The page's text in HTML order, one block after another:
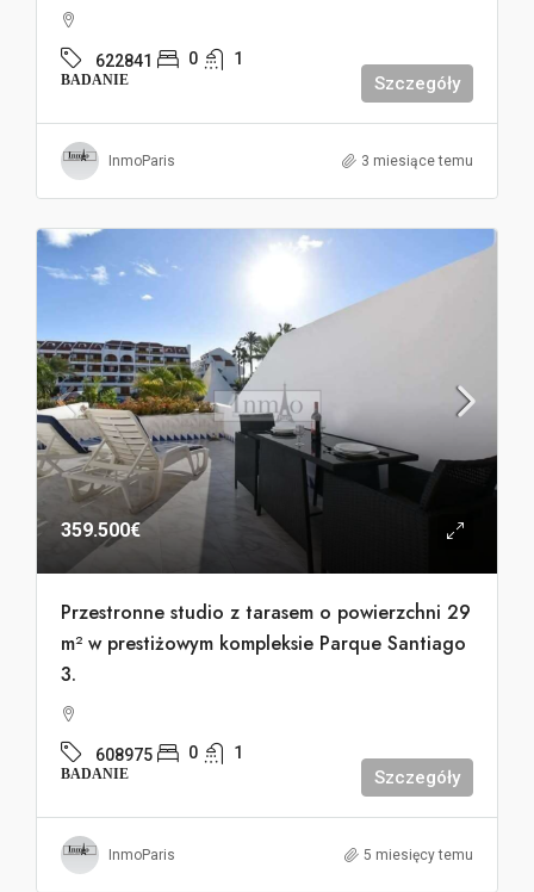
622841 0 1
BADANIE Szczegóły
InmoParis 3 miesiące temu
359.500€
Przestronne studio z tarasem o powierzchni 29
m² w prestiżowym kompleksie Parque Santiago
3.
608975 0 1
BADANIE Szczegóły
InmoParis 5 miesięcy temu